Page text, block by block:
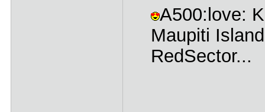
A500:love:
Maupiti
RedSector...